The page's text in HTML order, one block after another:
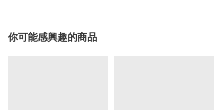
你可能感興趣的商品